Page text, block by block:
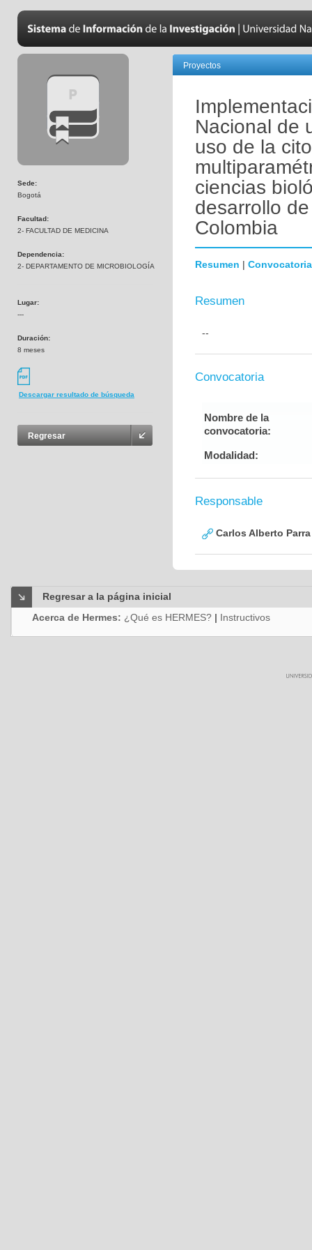
Sede:
Bogotá
Facultad:
2- FACULTAD DE MEDICINA
Dependencia:
2- DEPARTAMENTO DE MICROBIOLOGÍA
Lugar:
---
Duración:
8 meses
Descargar resultado de búsqueda
Regresar
Proyectos
Nacional de
uso de la
ciencias
desarrollo
Colombia
Resumen | Convocatoria
Resumen
--
Convocatoria
Nombre de la
convocatoria:
Modalidad:
Responsable
Carlos Alberto
Regresar a la página inicial
Acerca de Hermes: ¿Qué es HERMES? | Instructivos